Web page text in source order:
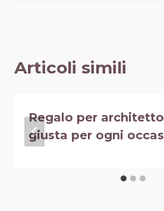
Articoli simili
Regalo per
giusta per ogni